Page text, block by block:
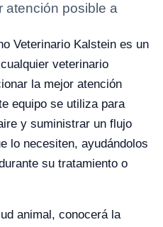
atención posible a
Veterinario Kalstein es un
veterinario
la mejor atención
equipo se utiliza para
y suministrar un flujo
lo necesiten, ayudándolos
su tratamiento o
animal, conocerá la